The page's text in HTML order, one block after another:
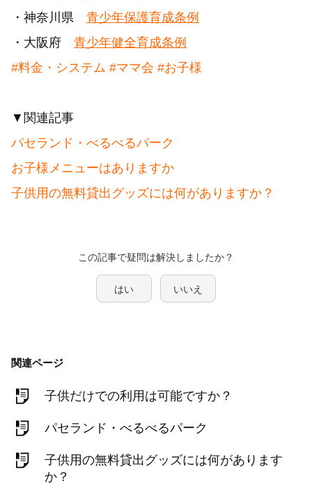
・神奈川県 青少年保護育成条例
・大阪府 青少年健全育成条例
#料金・システム #ママ会 #お子様
▼関連記事
パセランド・べるべるパーク
お子様メニューはありますか
子供用の無料貸出グッズには何がありますか？
この記事で疑問は解決しましたか？
はい いいえ
関連ページ
子供だけでの利用は可能ですか？
パセランド・べるべるパーク
子供用の無料貸出グッズには何があります
か？